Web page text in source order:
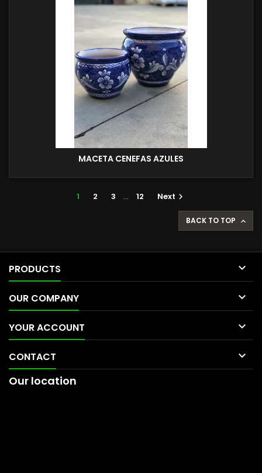
MACETA CENEFAS AZULES
1 2 3 … 12 Next 
BACK TO TOP 
PRODUCTS 
OUR COMPANY 
YOUR ACCOUNT 
CONTACT 
Our location